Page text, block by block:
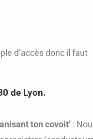
d’accès donc il faut
de Lyon.
ton covoit’ :